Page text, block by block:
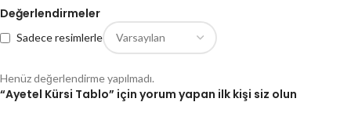
Değerlendirmeler
Sadece resimlerle
Henüz değerlendirme yapılmadı.
“Ayetel Kürsi Tablo” için yorum yapan ilk kişi siz olun